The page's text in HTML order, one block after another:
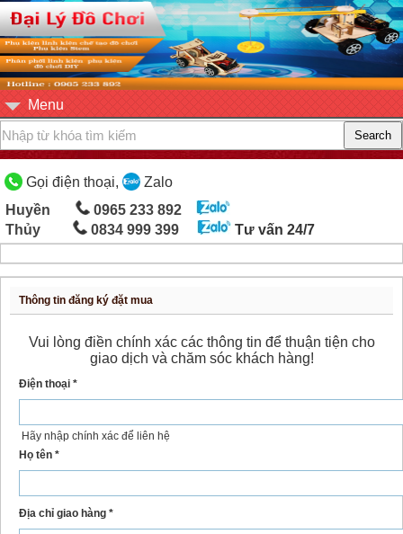
Menu
Gọi điện thoại,
Zalo
Huyền
0965 233 892
Thủy
0834 999 399 Tư vấn 24/7
Thông tin đăng ký đặt mua
Vui lòng điền chính xác các thông tin để thuận tiện cho
giao dịch và chăm sóc khách hàng!
Điện thoại *
Hãy nhập chính xác để liên hệ
Họ tên *
Địa chỉ giao hàng *